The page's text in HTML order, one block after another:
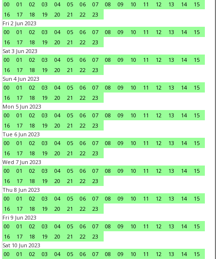
00
01 02 03 04 05 06 07 08 09 10 11 12 13 14
15
16
17 18 19 20 21 22
23
Fri 2 Jun 2023
00
01 02 03 04 05 06 07 08 09 10 11 12 13 14
15
16
17 18 19 20 21 22
23
Sat 3 Jun 2023
00
01 02 03 04 05 06 07 08 09 10 11 12 13 14
15
16
17 18 19 20 21 22
23
Sun 4 Jun 2023
00
01 02 03 04 05 06 07 08 09 10 11 12 13 14
15
16
17 18 19 20 21 22
23
Mon 5 Jun 2023
00
01 02 03 04 05 06 07 08 09 10 11 12 13 14
15
16
17 18 19 20 21 22
23
Tue 6 Jun 2023
00
01 02 03 04 05 06 07 08 09 10 11 12 13 14
15
16
17 18 19 20 21 22
23
Wed 7 Jun 2023
00
01 02 03 04 05 06 07 08 09 10 11 12 13 14
15
16
17 18 19 20 21 22
23
Thu 8 Jun 2023
00
01 02 03 04 05 06 07 08 09 10 11 12 13 14
15
16
17 18 19 20 21 22
23
Fri 9 Jun 2023
00
01 02 03 04 05 06 07 08 09 10 11 12 13 14
15
16
17 18 19 20 21 22
23
Sat 10 Jun 2023
00
01 02 03 04 05 06 07 08 09 10 11 12 13 14
15